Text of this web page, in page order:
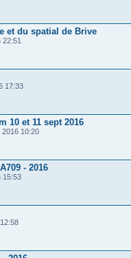
et du spatial de Brive
22:51
17:33
10 et 11 sept 2016
10:20
- 2016
15:53